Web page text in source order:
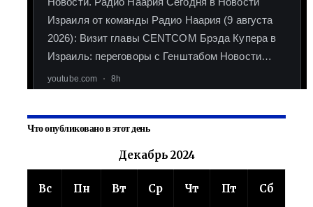
Что опубликовано в этот день
Декабрь 2024
Вс Пн Вт Ср Чт Пт Сб